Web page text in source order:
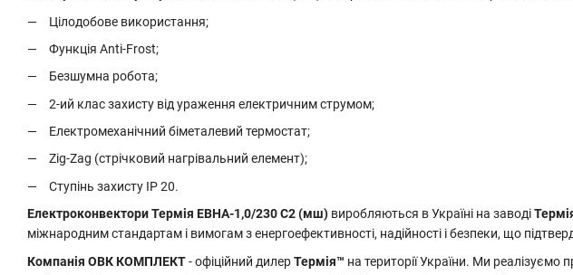
Цілодобове використання;
Функція Anti-Frost;
Безшумна робота;
2-ий клас захисту від ураження електричним струмом;
Електромеханічний біметалевий термостат;
Zig-Zag (стрічковий нагрівальний елемент);
Ступінь захисту IP 20.
Електроконвектори Термія ЕВНА-1,0/230 С2 (мш) виробляються в Україні на заводі
міжнародним стандартам і вимогам з енергоефективності, надійності і безпеки, що
Компанія ОВК КОМПЛЕКТ- офіційний дилерТермія™ на території України. Ми